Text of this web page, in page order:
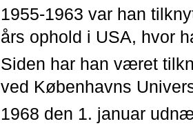
1955-1963 var han
års ophold i USA, hvor
Siden har han været
ved Københavns
1968 den 1. januar